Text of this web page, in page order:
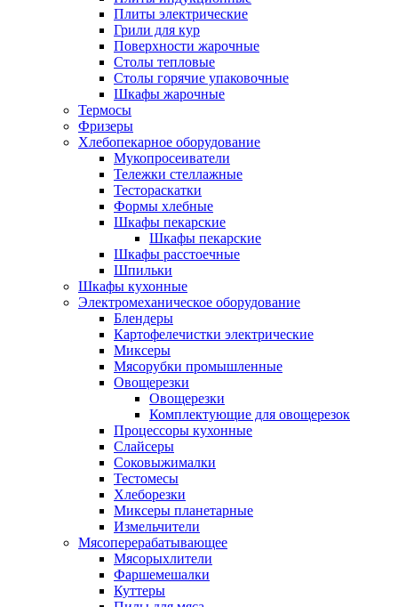
Плиты электрические
Грили для кур
Поверхности жарочные
Столы тепловые
Столы горячие упаковочные
Шкафы жарочные
Термосы
Фризеры
Хлебопекарное оборудование
Мукопросеиватели
Тележки стеллажные
Тестораскатки
Формы хлебные
Шкафы пекарские
Шкафы пекарские
Шкафы расстоечные
Шпильки
Шкафы кухонные
Электромеханическое оборудование
Блендеры
Картофелечистки электрические
Миксеры
Мясорубки промышленные
Овощерезки
Овощерезки
Комплектующие для овощерезок
Процессоры кухонные
Слайсеры
Соковыжималки
Тестомесы
Хлеборезки
Миксеры планетарные
Измельчители
Мясоперерабатывающее
Мясорыхлители
Фаршемешалки
Куттеры